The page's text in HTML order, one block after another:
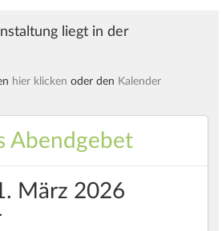
liegt in der
hier klicken oder den Kalender
Abendgebet
März 2026